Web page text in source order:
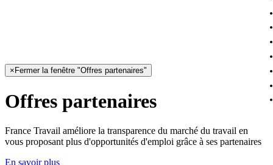
× Fermer la fenêtre "Offres partenaires"
Offres partenaires
France Travail améliore la transparence du marché du travail en
vous proposant plus d'opportunités d'emploi grâce à ses partenaires
En savoir plus